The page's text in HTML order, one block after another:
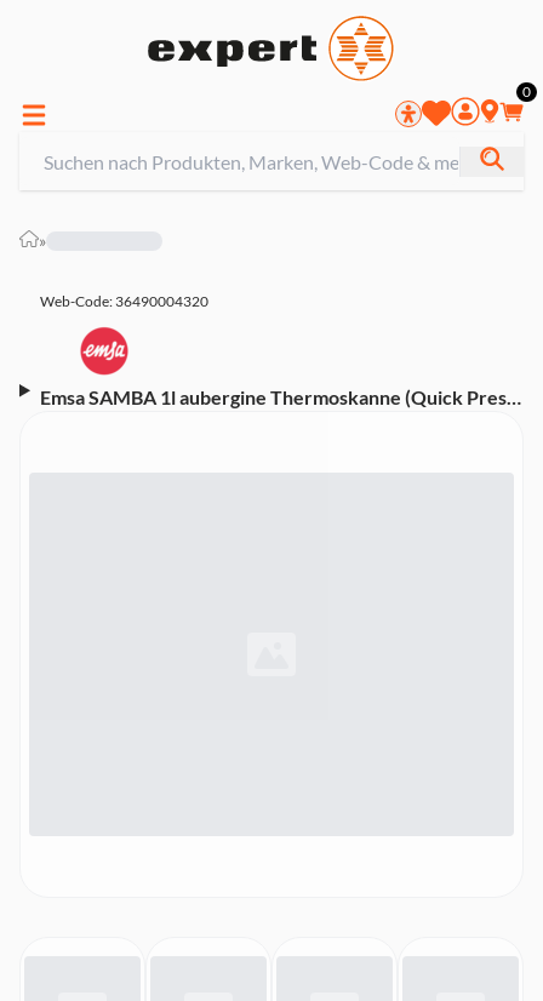
0
»
Web-Code: 36490004320
Emsa SAMBA 1l aubergine Thermoskanne (Quick Press